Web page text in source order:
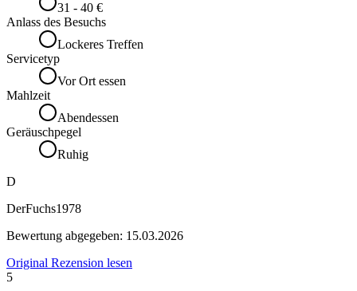
31 - 40 €
Anlass des Besuchs
Lockeres Treffen
Servicetyp
Vor Ort essen
Mahlzeit
Abendessen
Geräuschpegel
Ruhig
D
DerFuchs1978
Bewertung abgegeben: 15.03.2026
Original Rezension lesen
5